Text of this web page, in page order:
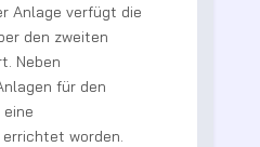
Anlage verfügt die
den zweiten
Neben
für den
worden.